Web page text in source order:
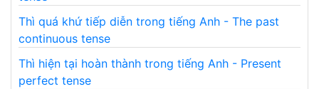
Thì quá khứ tiếp diễn trong tiếng Anh - The past
continuous tense
Thì hiện tại hoàn thành trong tiếng Anh - Present
perfect tense